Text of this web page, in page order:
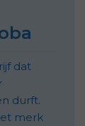
dat
durft.
merk